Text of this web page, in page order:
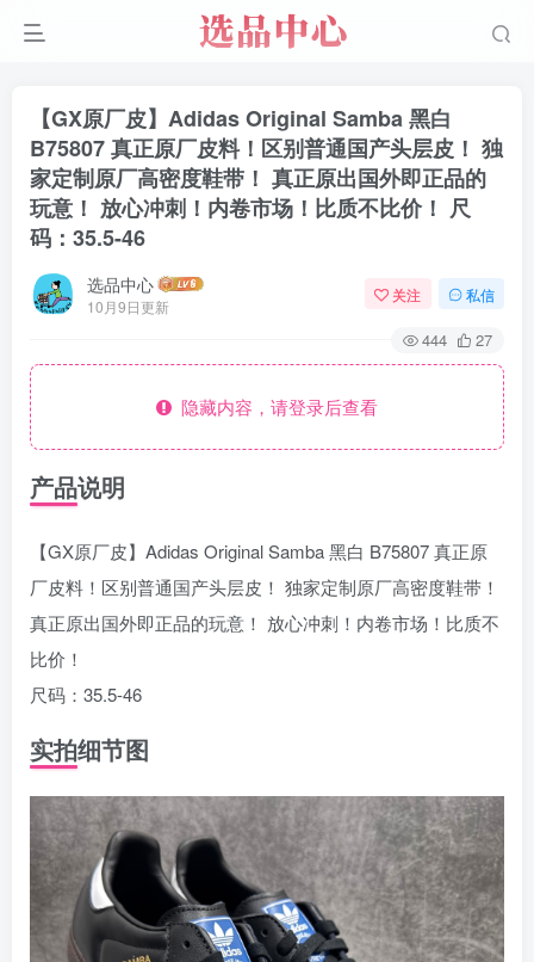
【GX原厂皮】Adidas Original Samba 黑白
B75807 真正原厂皮料！区别普通国产头层皮！ 独
家定制原厂高密度鞋带！ 真正原出国外即正品的
玩意！ 放心冲刺！内卷市场！比质不比价！ 尺
码：35.5-46
选品中心
10月9日更新
关注 私信
444 27
隐藏内容，请登录后查看
产品说明
【GX原厂皮】Adidas Original Samba 黑白 B75807 真正原
厂皮料！区别普通国产头层皮！ 独家定制原厂高密度鞋带！
真正原出国外即正品的玩意！ 放心冲刺！内卷市场！比质不
比价！
尺码：35.5-46
实拍细节图